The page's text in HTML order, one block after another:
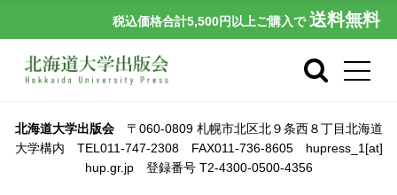
税込価格合計5,500円以上ご購入で 送料無料
北海道大学出版会〒060-0809 札幌市北区北９条西８丁目北海道
大学構内 TEL011-747-2308 FAX011-736-8605 hupress_1[at]
hup.gr.jp 登録番号 T2-4300-0500-4356